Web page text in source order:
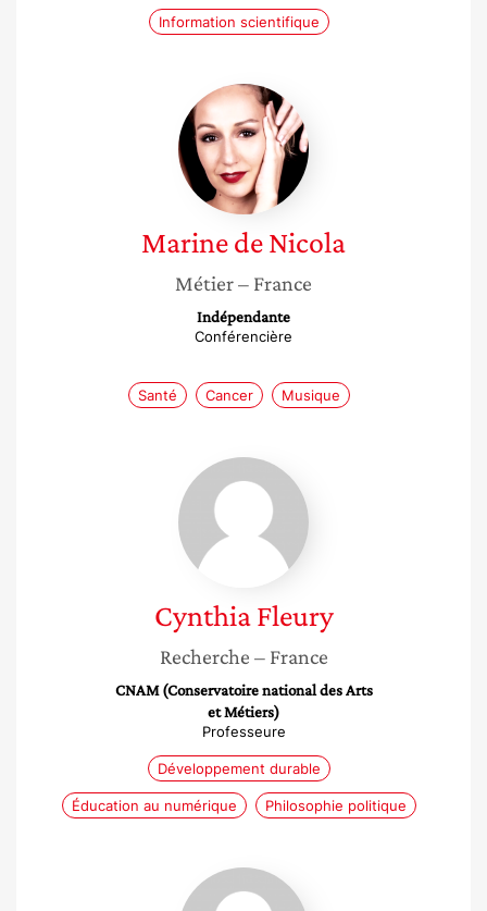
Information scientifique
Marine
de
Nicola
Marinede Nicola
Métier– France
Indépendante
Conférencière
Santé Cancer Musique
Cynthia
Fleury
Cynthia Fleury
Recherche – France
CNAM (Conservatoire national des Arts
et Métiers)
Professeure
Développement durable
Éducation au numérique Philosophie politique
Marina
Clément